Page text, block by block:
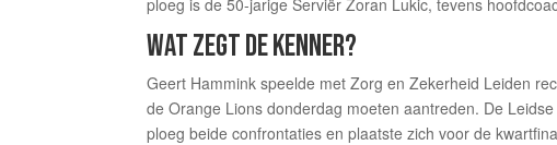
ploeg is de 50-jarige Serviër Zoran Lukic, tevens
WAT ZEGT DE KENNER?
Geert Hammink speelde met Zorg en Zekerheid Leiden
de Orange Lions donderdag moeten aantreden. De
ploeg beide confrontaties en plaatste zich voor de